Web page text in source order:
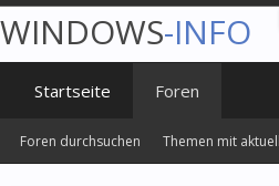
WINDOWS-INFO
Startseite Foren
Foren durchsuchen Themen mit